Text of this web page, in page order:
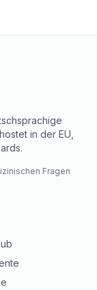
in der EU,
Fragen